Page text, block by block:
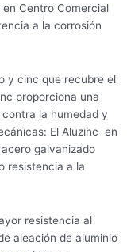
en Centro Comercial
a la corrosión
y cinc que recubre el
proporciona una
la humedad y
El Aluzinc en
galvanizado
resistencia a la
resistencia al
aleación de aluminio